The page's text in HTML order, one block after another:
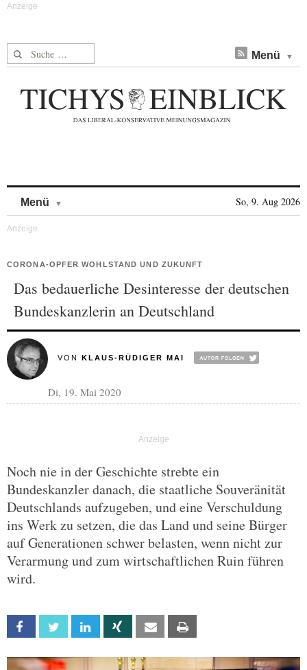
Suche nach: Menü
Menü So, 9. Aug 2026
CORONA-OPFER WOHLSTAND UND ZUKUNFT
Das bedauerliche Desinteresse der deutschen
Bundeskanzlerin an Deutschland
VON KLAUS-RÜDIGER MAI
Di, 19. Mai 2020
Noch nie in der Geschichte strebte ein
Bundeskanzler danach, die staatliche Souveränität
Deutschlands aufzugeben, und eine Verschuldung
ins Werk zu setzen, die das Land und seine Bürger
auf Generationen schwer belasten, wenn nicht zur
Verarmung und zum wirtschaftlichen Ruin führen
wird.
Facebook Twitter Linkedin Xing Email